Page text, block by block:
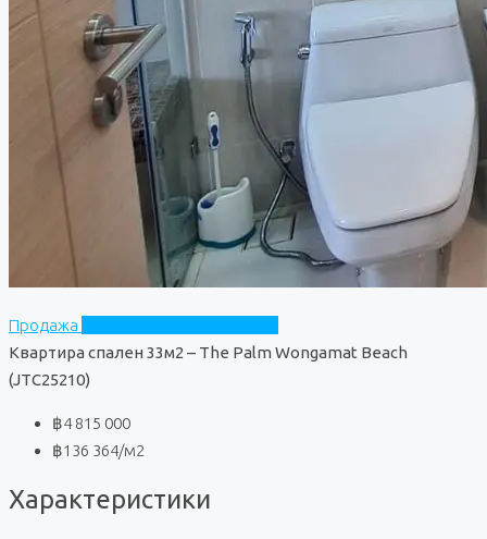
Продажа
Квартира спален 33м2 – The Palm Wongamat Beach
(JTC25210)
฿4 815 000
฿136 364/м2
Характеристики